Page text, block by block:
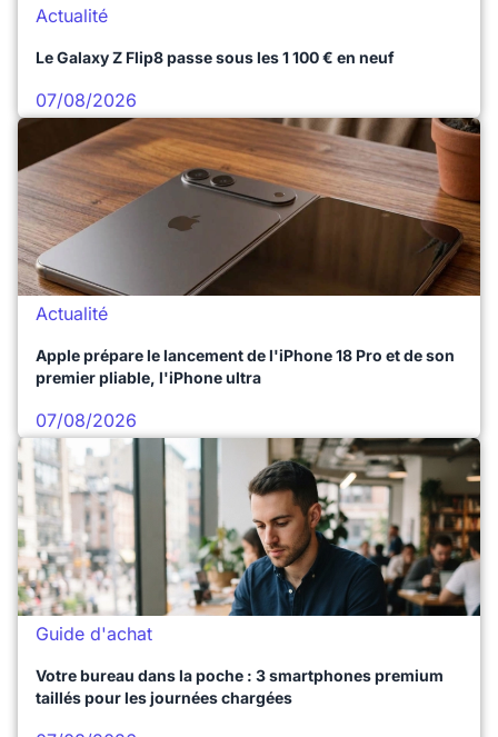
Actualité
Le Galaxy Z Flip8 passe sous les 1 100 € en neuf
07/08/2026
Actualité
Apple prépare le lancement de l'iPhone 18 Pro et de son
premier pliable, l'iPhone ultra
07/08/2026
Guide d'achat
Votre bureau dans la poche : 3 smartphones premium
taillés pour les journées chargées